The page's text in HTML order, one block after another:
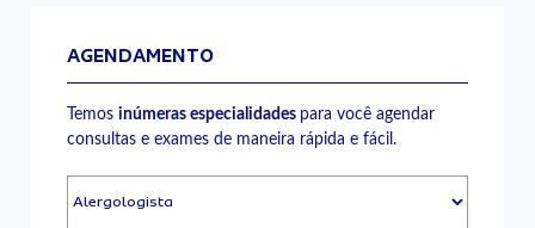
AGENDAMENTO
Temosinúmeras especialidades para você agendar
consultas e exames de maneira rápida e fácil.